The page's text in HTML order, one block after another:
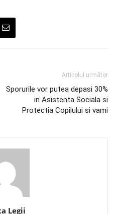
Articolul următor
Sporurile vor putea depasi 30%
in Asistenta Sociala si
Protectia Copilului si vami
Legii